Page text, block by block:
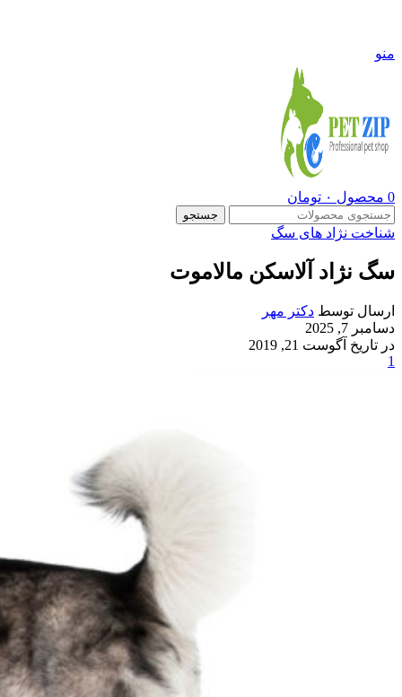
منو
0 محصول ۰ تومان
جستجو
شناخت نژاد های سگ
سگ نژاد آلاسکن مالاموت
ارسال توسط دکتر مهر
دسامبر 7, 2025
در تاریخ آگوست 21, 2019
1